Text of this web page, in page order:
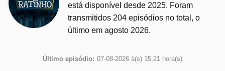
está disponível desde 2025. Foram
transmitidos 204 episódios no total, o
último em agosto 2026.
Último episódio: 07-08-2026 à(s) 15:21 hora(s)